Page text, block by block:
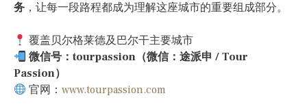
务 ，让每一段路程都成为理解这座城市的重要组成部分。
覆盖贝尔格莱德及巴尔干主要城市
微信号：tourpassion（微信：途派申 / Tour
Passion）
官网：www.tourpassion.com